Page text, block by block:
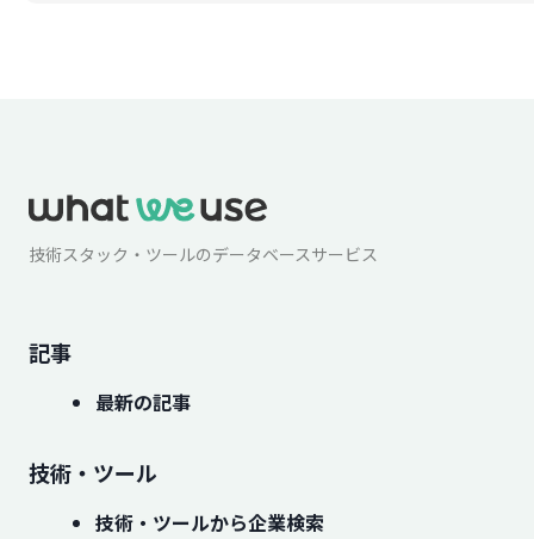
技術スタック・ツールのデータベースサービス
記事
最新の記事
技術・ツール
技術・ツールから企業検索